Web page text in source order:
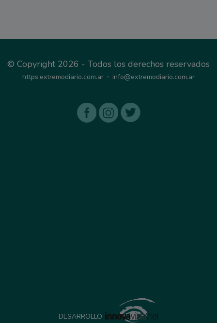
© Copyright 2026 - Todos los derechos reservados
https:extremodiario.com.ar - info@extremodiario.com.ar
DESARROLLO